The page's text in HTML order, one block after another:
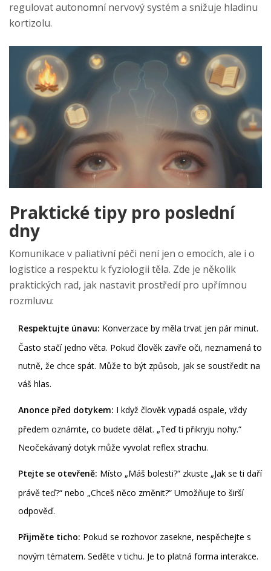
regulovat autonomní nervový systém a snižuje hladinu
kortizolu.
Praktické tipy pro poslední
dny
Komunikace v paliativní péči není jen o emocích, ale i o
logistice a respektu k fyziologii těla. Zde je několik
praktických rad, jak nastavit prostředí pro upřímnou
rozmluvu:
Respektujte únavu: Konverzace by měla trvat jen pár minut.
Často stačí jedno věta. Pokud člověk zavře oči, neznamená to
nutně, že chce spát. Může to být způsob, jak se soustředit na
váš hlas.
Anonce před dotykem: I když člověk vypadá ospale, vždy
předem oznámte, co budete dělat. „Teď ti přikryju nohy.“
Neočekávaný dotyk může vyvolat reflex strachu.
Ptejte se otevřeně: Místo „Máš bolesti?“ zkuste „Jak se ti daří
právě teď?“ nebo „Chceš něco změnit?“ Umožňuje to širší
odpověď.
Přijměte ticho: Pokud se rozhovor zasekne, nespěchejte s
novým tématem. Seděte v tichu. Je to platná forma interakce.